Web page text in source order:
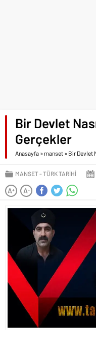
Bir Devlet
Gerçekler
Anasayfa » manset » Bir Devlet
MANSET TÜRK TARIHI
A+ A-